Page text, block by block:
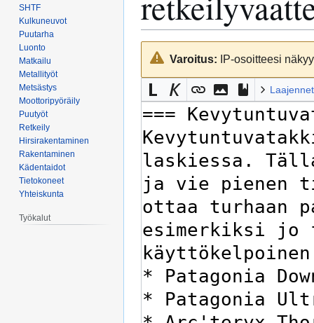
Siirry
navigaatioon
Siirry
hakuunVaroitus: IP-osoitteesi
SHTF
Kulkuneuvot
Puutarha
Luonto
Matkailu
Metallityöt
Metsästys
Moottoripyöräily
Puutyöt
Retkeily
Hirsirakentaminen
Rakentaminen
Kädentaidot
Tietokoneet
Yhteiskunta
Työkalut